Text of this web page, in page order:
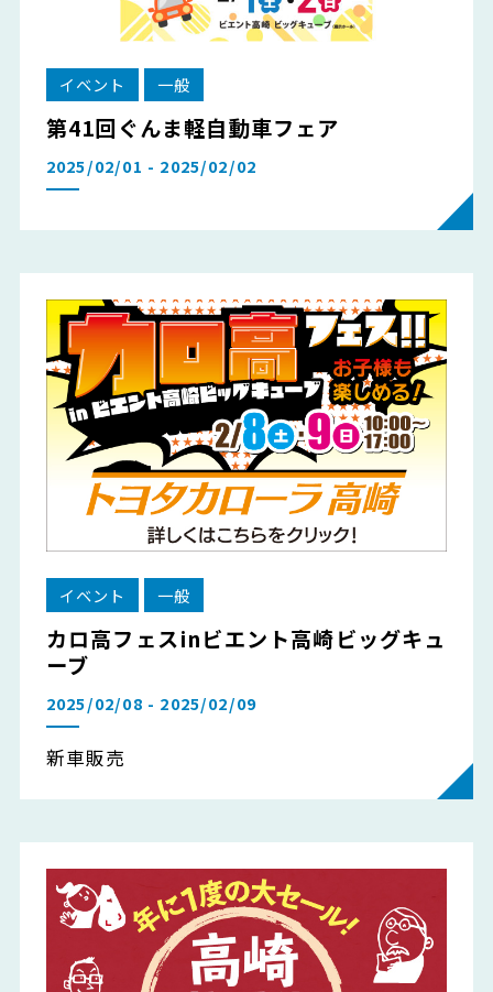
イベント 一般
第41回ぐんま軽自動車フェア
2025/02/01 - 2025/02/02
イベント 一般
カロ高フェスinビエント高崎ビッグキュ
ーブ
2025/02/08 - 2025/02/09
新車販売